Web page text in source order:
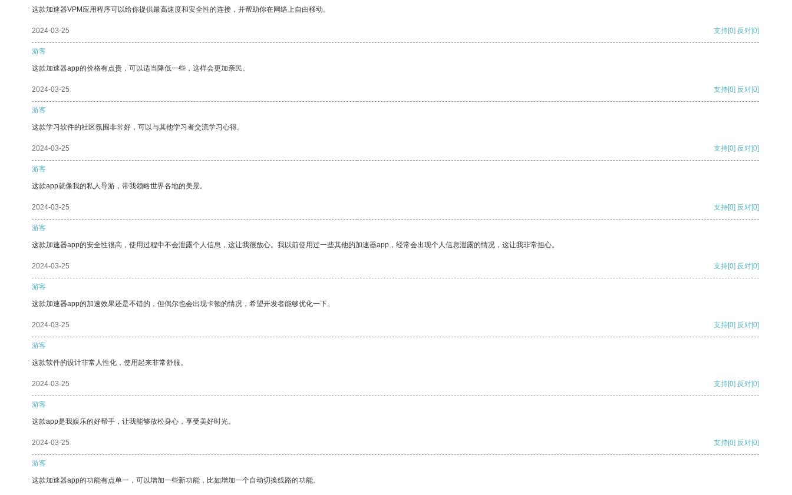
这款加速器VPM应用程序可以给你提供最高速度和安全性的连接，并帮助你在网络上自由移动。
2024-03-25 支持[0] 反对[0]
游客
这款加速器app的价格有点贵，可以适当降低一些，这样会更加亲民。
2024-03-25 支持[0] 反对[0]
游客
这款学习软件的社区氛围非常好，可以与其他学习者交流学习心得。
2024-03-25 支持[0] 反对[0]
游客
这款app就像我的私人导游，带我领略世界各地的美景。
2024-03-25 支持[0] 反对[0]
游客
这款加速器app的安全性很高，使用过程中不会泄露个人信息，这让我很放心。我以前使用过一些其他的加速器app，经常会出现个人信息泄露的情况，这让我非常担心。
2024-03-25 支持[0] 反对[0]
游客
这款加速器app的加速效果还是不错的，但偶尔也会出现卡顿的情况，希望开发者能够优化一下。
2024-03-25 支持[0] 反对[0]
游客
这款软件的设计非常人性化，使用起来非常舒服。
2024-03-25 支持[0] 反对[0]
游客
这款app是我娱乐的好帮手，让我能够放松身心，享受美好时光。
2024-03-25 支持[0] 反对[0]
游客
这款加速器app的功能有点单一，可以增加一些新功能，比如增加一个自动切换线路的功能。